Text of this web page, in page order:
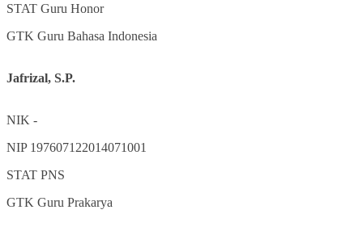
STAT Guru Honor
GTK Guru Bahasa Indonesia
Jafrizal, S.P.
NIK -
NIP 197607122014071001
STAT PNS
GTK Guru Prakarya